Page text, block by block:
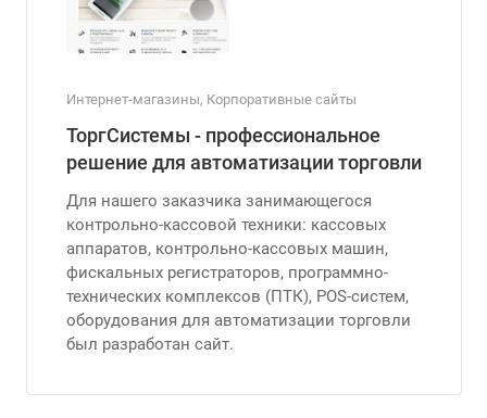
Интернет-магазины, Корпоративные сайты
ТоргСистемы - профессиональное
решение для автоматизации торговли
Для нашего заказчика занимающегося
контрольно-кассовой техники: кассовых
аппаратов, контрольно-кассовых машин,
фискальных регистраторов, программно-
технических комплексов (ПТК), POS-систем,
оборудования для автоматизации торговли
был разработан сайт.